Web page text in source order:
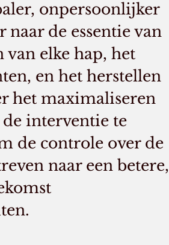
onpersoonlijker
de essentie van
van elke hap, het
en het herstellen
het maximaliseren
de interventie te
de controle over de
naar een betere,